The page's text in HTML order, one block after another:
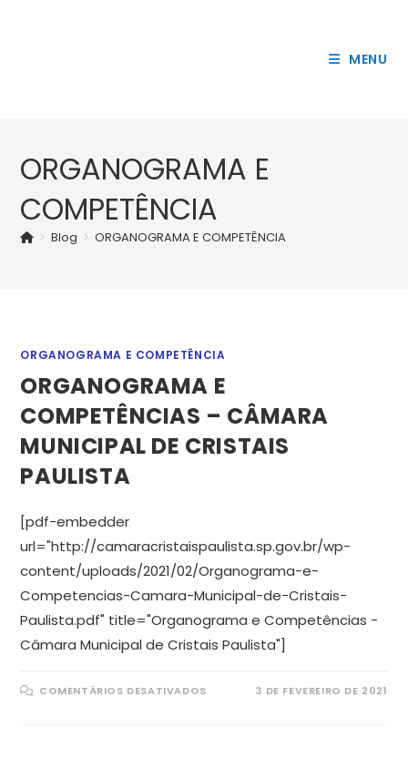
MENU
ORGANOGRAMA E
COMPETÊNCIA
> Blog > ORGANOGRAMA E COMPETÊNCIA
ORGANOGRAMA E COMPETÊNCIA
ORGANOGRAMA E
COMPETÊNCIAS – CÂMARA
MUNICIPAL DE CRISTAIS
PAULISTA
[pdf-embedder
url="http://camaracristaispaulista.sp.gov.br/wp-
content/uploads/2021/02/Organograma-e-
Competencias-Camara-Municipal-de-Cristais-
Paulista.pdf" title="Organograma e Competências -
Câmara Municipal de Cristais Paulista"]
COMENTÁRIOS DESATIVADOSEM 3 DE FEVEREIRO DE 2021